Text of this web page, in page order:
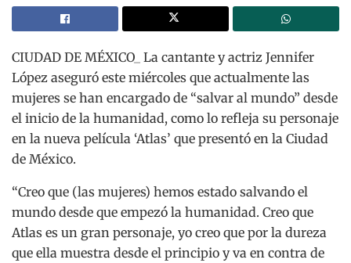
CIUDAD DE MÉXICO_ La cantante y actriz Jennifer
López aseguró este miércoles que actualmente las
mujeres se han encargado de “salvar al mundo” desde
el inicio de la humanidad, como lo refleja su personaje
en la nueva película ‘Atlas’ que presentó en la Ciudad
de México.
“Creo que (las mujeres) hemos estado salvando el
mundo desde que empezó la humanidad. Creo que
Atlas es un gran personaje, yo creo que por la dureza
que ella muestra desde el principio y va en contra de